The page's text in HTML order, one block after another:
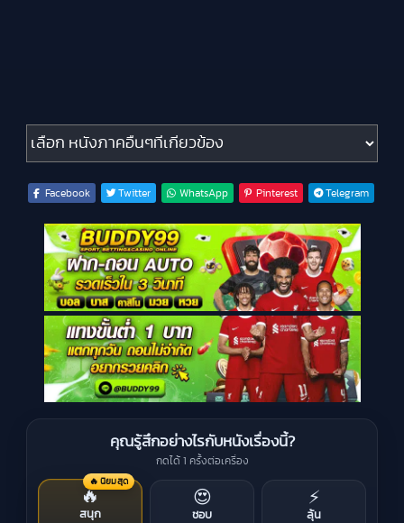
หนังภาคอื่นๆที่เกี่ยวข้อง
Facebook Twitter WhatsApp Pinterest Telegram
คุณรู้สึกอย่างไรกับหนังเรื่องนี้?
กดได้ 1 ครั้งต่อเครื่อง
🔥 นิยมสุด
🔥
สนุก
😍
ชอบ
⚡
ลุ้น